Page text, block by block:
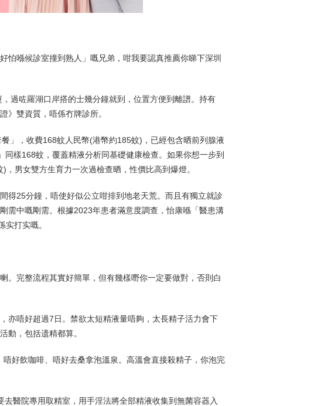
怕喺候診室撞到熟人」嘅兄弟，咁我要認真推薦你睇下深圳
過咗羅湖口岸搭的士幾分鐘就到，位置方便到離譜。持有
》雙資質，唔係冇牌診所。
」，收費168蚊人民幣(港幣約185蚊)，已經包含晒前列腺液
同樣168蚊，覆蓋精液分析同基礎健康檢查。如果你想一步到
男女雙方生育力一次過檢查晒，性價比高到爆燈。
得25分鐘，唔使好似公立咁排到地老天荒。而且有獨立就診
需中嘅剛需。根據2023年患者滿意度調查，怡康喺「醫患溝
打实嘅。
。完整流程其實好簡單，但有幾樣嘢你一定要做對，否則白
亦唔好超過7日。禁欲太短精液量唔夠，太長精子活力會下
動，包括遗精都算。
好飲咖啡、唔好去桑拿泡溫泉。高溫會直接殺精子，你泡完
醫院專用取精室，用手淫法將全部精液收集到無菌容器入